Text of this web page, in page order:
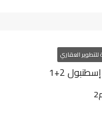
العقاري
2+1